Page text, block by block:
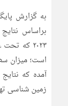
به گزارش
۲۰۲۳ که
است؛
آمده که
زمین شناسی